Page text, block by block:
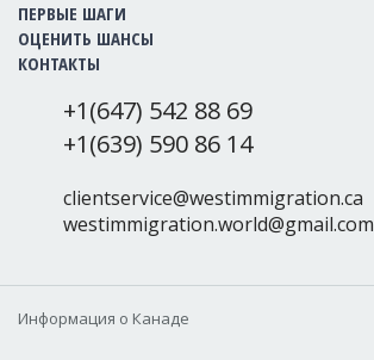
ПЕРВЫЕ ШАГИ
ОЦЕНИТЬ ШАНСЫ
КОНТАКТЫ
+1(647) 542 88 69
+1(639) 590 86 14
clientservice@westimmigration.ca
westimmigration.world@gmail.com
Информация о Канаде